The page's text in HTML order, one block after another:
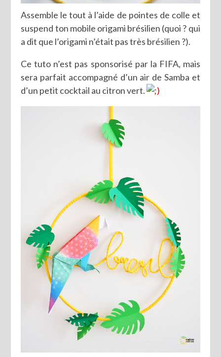
Assemble le tout à l’aide de pointes de colle et
suspend ton mobile origami brésilien (quoi ? qui
a dit que l’origami n’était pas très brésilien ?).
Ce tuto n’est pas sponsorisé par la FIFA, mais
sera parfait accompagné d’un air de Samba et
d’un petit cocktail au citron vert.